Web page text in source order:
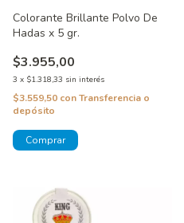
Colorante Brillante Polvo De
Hadas x 5 gr.
$3.955,00
3 x $1.318,33 sin interés
$3.559,50 conTransferencia o
depósito